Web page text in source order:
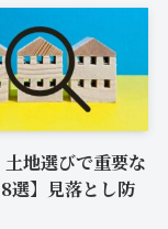
土地選びで重要な
選】見落とし防